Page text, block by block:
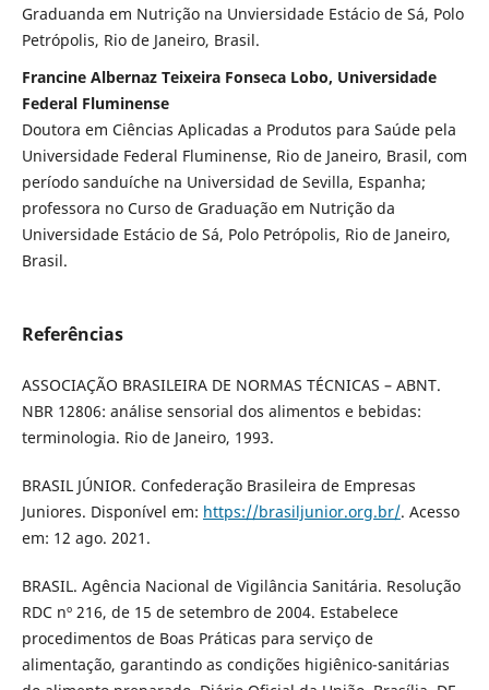
Graduanda em Nutrição na Unviersidade Estácio de Sá, Polo
Petrópolis, Rio de Janeiro, Brasil.
Francine Albernaz Teixeira Fonseca Lobo, Universidade
Federal Fluminense
Doutora em Ciências Aplicadas a Produtos para Saúde pela
Universidade Federal Fluminense, Rio de Janeiro, Brasil, com
período sanduíche na Universidad de Sevilla, Espanha;
professora no Curso de Graduação em Nutrição da
Universidade Estácio de Sá, Polo Petrópolis, Rio de Janeiro,
Brasil.
Referências
ASSOCIAÇÃO BRASILEIRA DE NORMAS TÉCNICAS – ABNT.
NBR 12806: análise sensorial dos alimentos e bebidas:
terminologia. Rio de Janeiro, 1993.
BRASIL JÚNIOR. Confederação Brasileira de Empresas
Juniores. Disponível em: https://brasiljunior.org.br/. Acesso
em: 12 ago. 2021.
BRASIL. Agência Nacional de Vigilância Sanitária. Resolução
RDC nº 216, de 15 de setembro de 2004. Estabelece
procedimentos de Boas Práticas para serviço de
alimentação, garantindo as condições higiênico-sanitárias